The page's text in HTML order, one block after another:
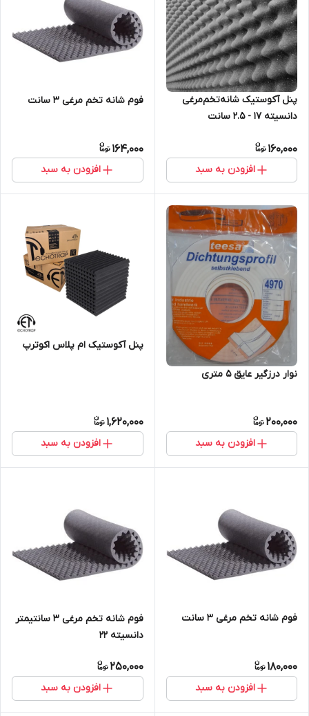
پنل آکوستیک شانه‌تخم‌مرغی
دانسیته ۱۷ - ۲.۵ سانت
160,000
افزودن به سبد
فوم شانه تخم مرغی ۳ سانت
164,000
افزودن به سبد
نوار درزگیر عایق ۵ متری
200,000
افزودن به سبد
پنل آکوستیک ام‌ پلاس اکوترپ
1,620,000
افزودن به سبد
فوم شانه تخم مرغی ۳ سانت
180,000
افزودن به سبد
فوم شانه تخم مرغی ۳ سانتیمتر
دانسیته ۲۲
250,000
افزودن به سبد